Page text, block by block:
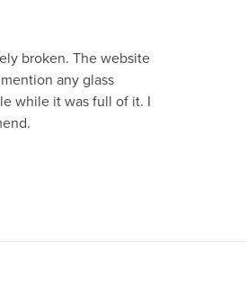
broken. The website
any glass
while it was full of it. I